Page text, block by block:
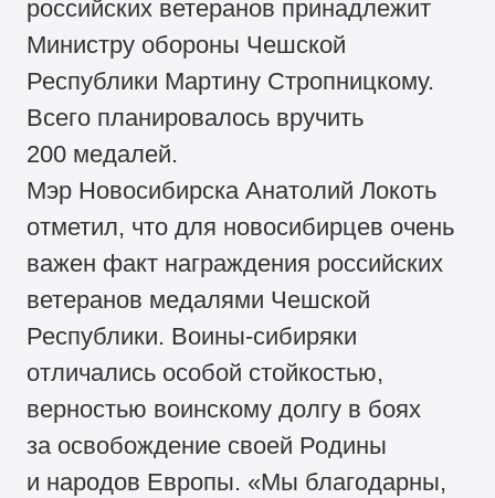
российских ветеранов принадлежит
Министру обороны Чешской
Республики Мартину Стропницкому.
Всего планировалось вручить
200 медалей.
Мэр Новосибирска Анатолий Локоть
отметил, что для новосибирцев очень
важен факт награждения российских
ветеранов медалями Чешской
Республики. Воины-сибиряки
отличались особой стойкостью,
верностью воинскому долгу в боях
за освобождение своей Родины
и народов Европы. «Мы благодарны,